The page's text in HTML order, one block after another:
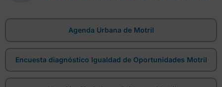
Agenda Urbana de Motril
Encuesta diagnóstico Igualdad de Oportunidades Motril